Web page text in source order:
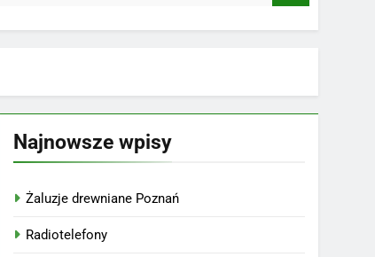
Najnowsze wpisy
Żaluzje drewniane Poznań
Radiotelefony